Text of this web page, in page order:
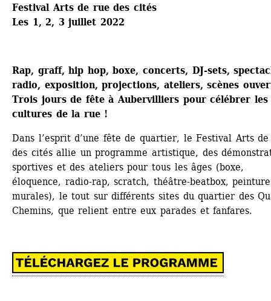
Festival Arts de rue des cités
Les 1, 2, 3 juillet 2022
Rap, graff, hip hop, boxe, concerts, DJ-sets,
radio, exposition, projections, ateliers, scènes
Trois jours de fête à Aubervilliers pour célébrer les
cultures de la rue !
Dans l’esprit d’une fête de quartier, le Festival Arts
des cités allie un programme artistique, des
sportives et des ateliers pour tous les âges (boxe,
éloquence, radio-rap, scratch, théâtre-beatbox,
murales), le tout sur différents sites du quartier des
Chemins, que relient entre eux parades et fanfares.